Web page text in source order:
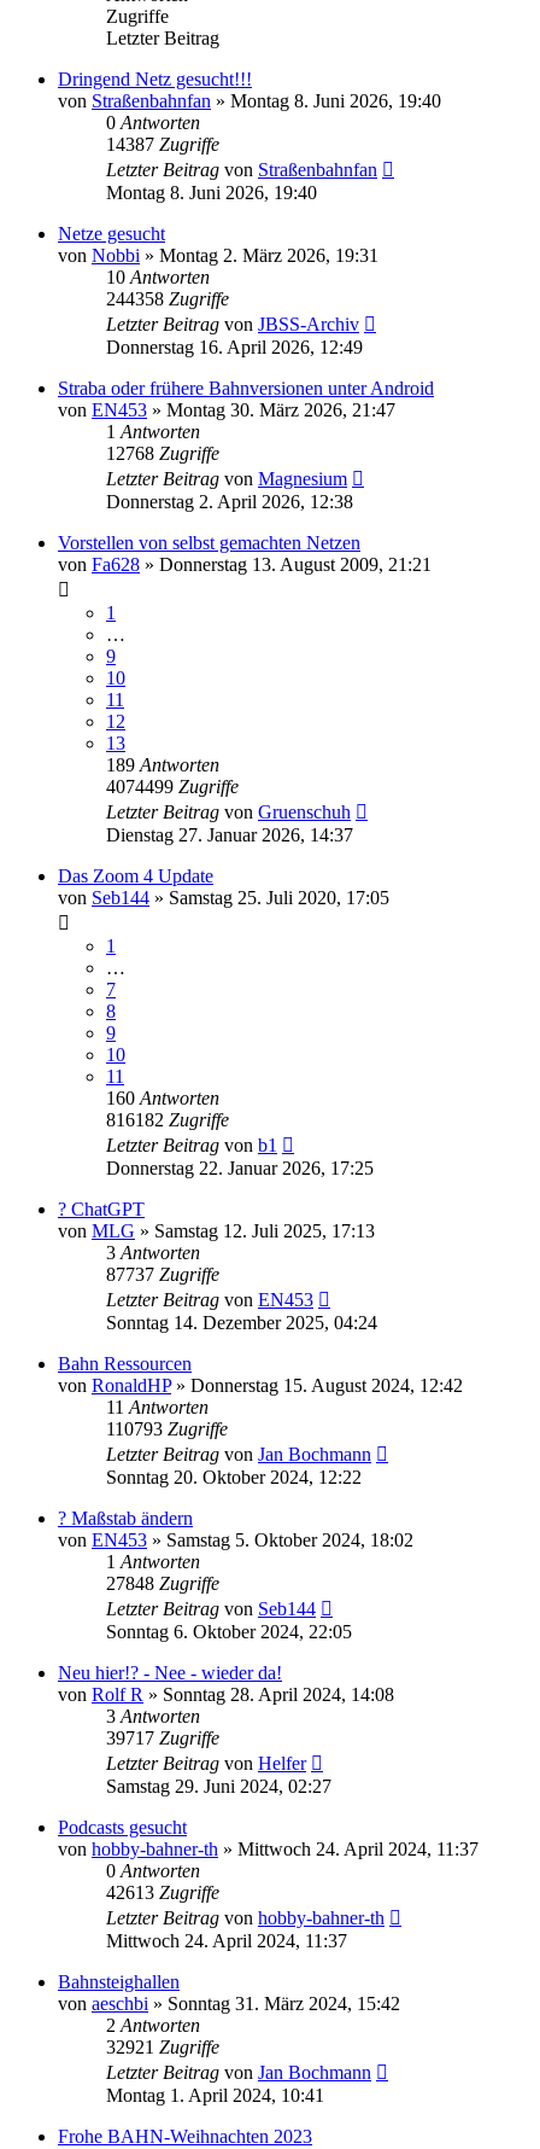
Zugriffe
Letzter Beitrag
Dringend Netz gesucht!!!
von Straßenbahnfan » Montag 8. Juni 2026, 19:40
0 Antworten
14387 Zugriffe
Letzter Beitrag von Straßenbahnfan
Montag 8. Juni 2026, 19:40
Netze gesucht
von Nobbi » Montag 2. März 2026, 19:31
10 Antworten
244358 Zugriffe
Letzter Beitrag von JBSS-Archiv
Donnerstag 16. April 2026, 12:49
Straba oder frühere Bahnversionen unter Android
von EN453 » Montag 30. März 2026, 21:47
1 Antworten
12768 Zugriffe
Letzter Beitrag von Magnesium
Donnerstag 2. April 2026, 12:38
Vorstellen von selbst gemachten Netzen
von Fa628 » Donnerstag 13. August 2009, 21:21
1
…
9
10
11
12
13
189 Antworten
4074499 Zugriffe
Letzter Beitrag von Gruenschuh
Dienstag 27. Januar 2026, 14:37
Das Zoom 4 Update
von Seb144 » Samstag 25. Juli 2020, 17:05
1
…
7
8
9
10
11
160 Antworten
816182 Zugriffe
Letzter Beitrag von b1
Donnerstag 22. Januar 2026, 17:25
? ChatGPT
von MLG » Samstag 12. Juli 2025, 17:13
3 Antworten
87737 Zugriffe
Letzter Beitrag von EN453
Sonntag 14. Dezember 2025, 04:24
Bahn Ressourcen
von RonaldHP» Donnerstag 15. August 2024, 12:42
11 Antworten
110793 Zugriffe
Letzter Beitrag von Jan Bochmann
Sonntag 20. Oktober 2024, 12:22
? Maßstab ändern
von EN453 » Samstag 5. Oktober 2024, 18:02
1 Antworten
27848 Zugriffe
Letzter Beitrag von Seb144
Sonntag 6. Oktober 2024, 22:05
Neu hier!? - Nee - wieder da!
von Rolf R » Sonntag 28. April 2024, 14:08
3 Antworten
39717 Zugriffe
Letzter Beitrag von Helfer
Samstag 29. Juni 2024, 02:27
Podcasts gesucht
von hobby-bahner-th » Mittwoch 24. April 2024, 11:37
0 Antworten
42613 Zugriffe
Letzter Beitrag von hobby-bahner-th
Mittwoch 24. April 2024, 11:37
Bahnsteighallen
von aeschbi » Sonntag 31. März 2024, 15:42
2 Antworten
32921 Zugriffe
Letzter Beitrag von Jan Bochmann
Montag 1. April 2024, 10:41
Frohe BAHN-Weihnachten 2023